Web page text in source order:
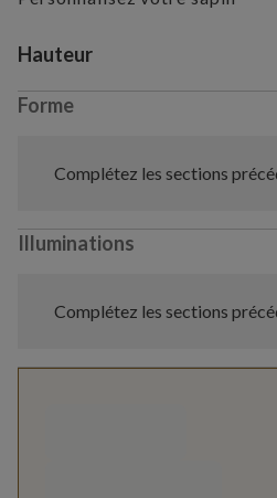
Variant selection
Hauteur
Forme
Complétez les sections
Illuminations
Complétez les sections